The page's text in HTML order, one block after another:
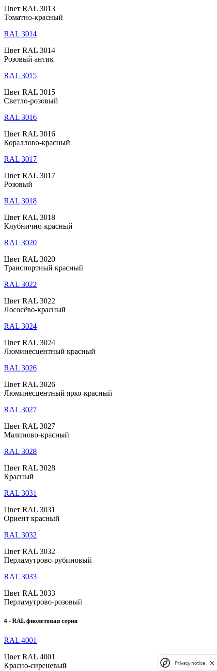
Цвет RAL 3013
Томатно-красный
RAL 3014
Цвет RAL 3014
Розовый антик
RAL 3015
Цвет RAL 3015
Светло-розовый
RAL 3016
Цвет RAL 3016
Кораллово-красный
RAL 3017
Цвет RAL 3017
Розовый
RAL 3018
Цвет RAL 3018
Клубнично-красный
RAL 3020
Цвет RAL 3020
Транспортный красный
RAL 3022
Цвет RAL 3022
Лососёво-красный
RAL 3024
Цвет RAL 3024
Люминесцентный красный
RAL 3026
Цвет RAL 3026
Люминесцентный ярко-красный
RAL 3027
Цвет RAL 3027
Малиново-красный
RAL 3028
Цвет RAL 3028
Красный
RAL 3031
Цвет RAL 3031
Ориент красный
RAL 3032
Цвет RAL 3032
Перламутрово-рубиновый
RAL 3033
Цвет RAL 3033
Перламутрово-розовый
4 - RAL фиолетовая серия
RAL 4001
Цвет RAL 4001
Красно-сиреневый
Privacy notice